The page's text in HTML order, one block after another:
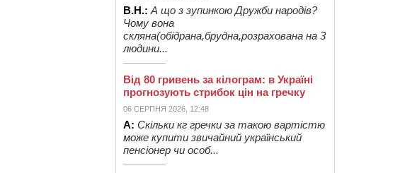
В.Н.: А що з зупинкою Дружби народів?
Чому вона
скляна(обідрана,брудна,розрахована на 3
людини...
Від 80 гривень за кілограм: в Україні
прогнозують стрибок цін на гречку
06 СЕРПНЯ 2026, 12:48
А: Скільки кг гречки за такою вартістю
може купити звичайний український
пенсіонер чи особ...